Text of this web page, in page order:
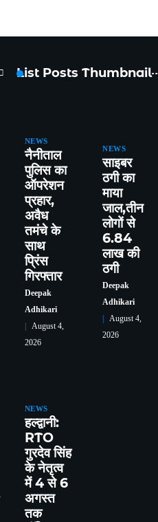
List Posts Thumbnail
NEWS
नैनीताल
पुलिस का
ऑपरेशन
प्रहार,
अवैध
तमंचे के
साथ
प्रिंस
गिरफ्तार
Deepak
Adhikari
August 4,
2026
NEWS
साइबर
ठगी का
माया
जाल,तीन
लोगों से
6.84
लाख की
ठगी
Deepak
Adhikari
August 4,
2026
NEWS
हल्द्वानी:
RTO
गुरदेव सिंह
के नेतृत्व
में 4 से 6
अगस्त
तक